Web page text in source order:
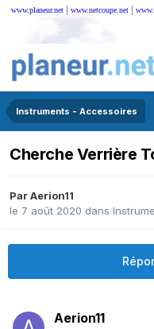
www.planeur.net | www.netcoupe.net |
Instruments - Accessoires
Cherche Verrière
ParAerion11
le 7 août 2020 dans
Aerion11